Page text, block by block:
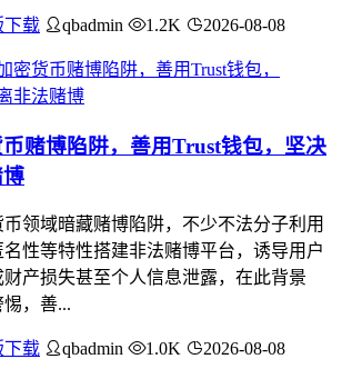
下载 qbadmin 1.2K 2026-08-08
赌博陷阱，善用Trust钱包，坚决
领域暗藏赌博陷阱，不少不法分子利用
性等特性搭建非法赌博平台，诱导用户
产损失甚至个人信息泄露，在此背景
，善...
下载 qbadmin 1.0K 2026-08-08